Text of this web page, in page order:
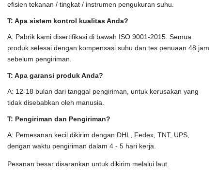
efisien tekanan / tingkat / instrumen pengukuran suhu.
T: Apa sistem kontrol kualitas Anda?
A: Pabrik kami disertifikasi di bawah ISO 9001-2015. Semua
produk selesai dengan kompensasi suhu dan tes penuaan 48 jam
sebelum pengiriman.
T: Apa garansi produk Anda?
A: 12-18 bulan dari tanggal pengiriman, untuk kerusakan yang
tidak disebabkan oleh manusia.
T: Pengiriman dan Pengiriman?
A: Pemesanan kecil dikirim dengan DHL, Fedex, TNT, UPS,
dengan waktu pengiriman dalam 4 - 5 hari kerja.
Pesanan besar disarankan untuk dikirim melalui laut.